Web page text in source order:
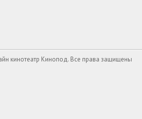
кинотеатр Кинопод. Все права защищены